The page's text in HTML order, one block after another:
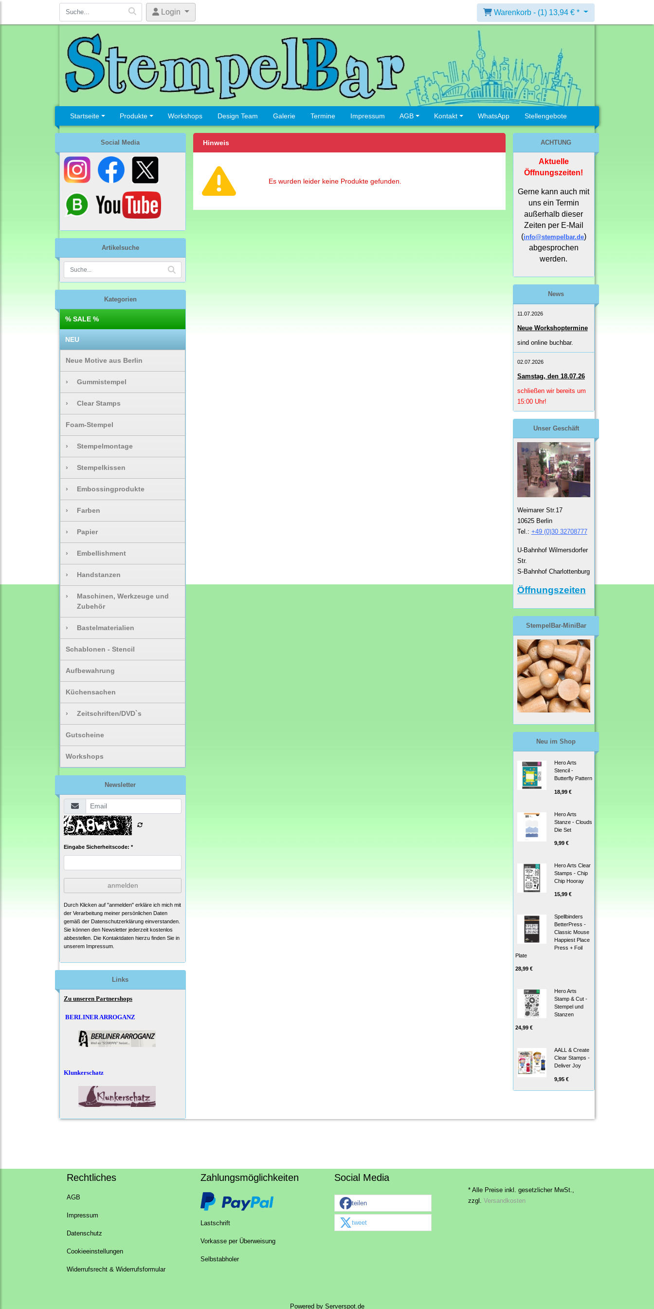
Login Warenkorb - (1) 13,94 € *
Startseite Produkte Workshops Design Team Galerie Termine Impressum AGB Kontakt WhatsApp Stellengebote
Social Media
Artikelsuche
Kategorien
% SALE %
NEU
Neue Motive aus Berlin
› Gummistempel
› Clear Stamps
Foam-Stempel
› Stempelmontage
› Stempelkissen
› Embossingprodukte
› Farben
› Papier
› Embellishment
› Handstanzen
›
Maschinen, Werkzeuge und
Zubehör
› Bastelmaterialien
Schablonen - Stencil
Aufbewahrung
Küchensachen
› Zeitschriften/DVD`s
Gutscheine
Workshops
Newsletter
Eingabe Sicherheitscode: *
anmelden
Durch Klicken auf "anmelden" erkläre ich mich mit
der Verarbeitung meiner persönlichen Daten
gemäß der Datenschutzerklärung einverstanden.
Sie können den Newsletter jederzeit kostenlos
abbestellen. Die Kontaktdaten hierzu finden Sie in
unserem Impressum.
Links
Zu unseren Partnershops
BERLINER ARROGANZ
Klunkerschatz
Hinweis
Es wurden leider keine Produkte gefunden.
ACHTUNG
Aktuelle
Öffnungszeiten!
Gerne kann auch mit
uns ein Termin
außerhalb dieser
Zeiten per E-Mail
(info@stempelbar.de)
abgesprochen
werden.
News
11.07.2026
Neue Workshoptermine
sind online buchbar.
02.07.2026
Samstag, den 18.07.26
schließen wir bereits um
15:00 Uhr!
Unser Geschäft
Weimarer Str.17
10625 Berlin
Tel.: +49 (0)30 32708777
U-Bahnhof Wilmersdorfer
Str.
S-Bahnhof Charlottenburg
Öffnungszeiten
StempelBar-MiniBar
Neu im Shop
Hero Arts
Stencil -
Butterfly Pattern
18,99 €
Hero Arts
Stanze - Clouds
Die Set
9,99 €
Hero Arts Clear
Stamps - Chip
Chip Hooray
15,99 €
Spellbinders
BetterPress -
Classic Mouse
Happiest Place
Press + Foil
Plate
28,99 €
Hero Arts
Stamp & Cut -
Stempel und
Stanzen
24,99 €
AALL & Create
Clear Stamps -
Deliver Joy
9,95 €
Rechtliches
AGB
Impressum
Datenschutz
Cookieeinstellungen
Widerrufsrecht & Widerrufsformular
Zahlungsmöglichkeiten
Lastschrift
Vorkasse per Überweisung
Selbstabholer
Social Media
teilen
tweet
* Alle Preise inkl. gesetzlicher MwSt.,
zzgl. Versandkosten
Powered by Serverspot.de